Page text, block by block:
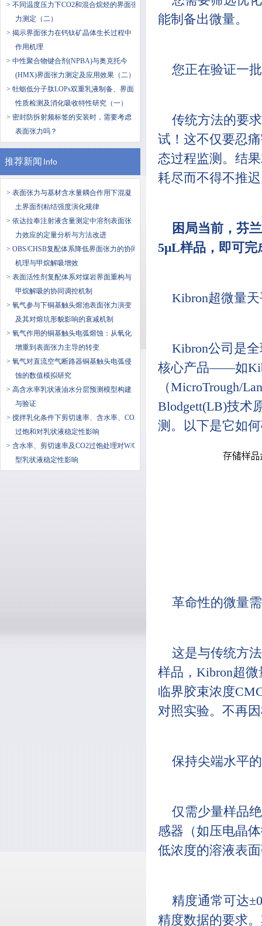
> 不同温度压力下CO2和混合烷烃的界面张
力测定（二）
> 揭示界面张力在钙钛矿晶体生长过程中
作用机理
> 中性聚合物键合剂(NPBA)与奥克托今
(HMX)界面张力测定及应用效果（二）
> 牡蛎低分子肽LOPs双重乳液制备、界面
性质检测及消化吸收特性研究（一）
> 密封防拆射频标签的安装时，需要考虑
表面张力吗？
推荐新闻 Info
> 表面张力与基材含水量耦合作用下混凝
土界面剂粘结强度演化规律
> 依达拉奉注射液含量测定中溶剂表面张
力效应的定量分析与方法改进
> OBS/CHSB复配体系降低界面张力的协同
机理与甲烷解吸增效
> 表面活性剂复配体系对煤岩界面重构与
甲烷解吸的协同调控机制
> 氧气参与下铜基触头熔池表面张力演变
及其对熔坑形貌影响的衰减机制
> 氧气作用的铜基触头电弧熔蚀：从氧化
增重到表面张力主导的转变
> 氧气对直流空气断路器铜基触头电弧侵
蚀的数值模拟研究
> 高含水率乳状液油水分层预测模型构建
与验证
> 搅拌乳化条件下剪切速率、含水率、CO2
过饱和对乳状液稳定性影响
> 含水率、剪切速率及CO2过饱处理对W/O
型乳状液稳定性影响
能制备出微量。
您正在验证一
传统方法的要
试！这不仅要忍
态过程监测。结
耗尽而不得不推
困局当前，芬
5μL样品，即可完
Kibron超微量
Kibron公司是
核心产品——如
（MicroTrough/
Blodgett(LB)技术
测。以下是它如
革命性的微量
这是与传统方
样品，Kibron超
临界胶束浓度
对照实验。不再
保持尖端水平
仅需少量样品
感器（如压电晶
低浓度的溶液表
精度通常可达
精度数据的要求